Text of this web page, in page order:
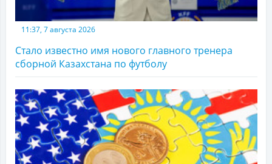
11:37, 7 августа 2026
Стало известно имя нового главного тренера
сборной Казахстана по футболу